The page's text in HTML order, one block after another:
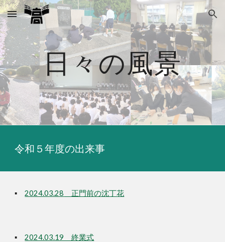
Skip to main content Skip to navigation
日々の風景
令和 ５年度の出来事
▪2024.03.28 正門前の沈丁花
▪2024.03.19 終業式